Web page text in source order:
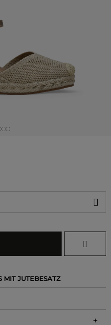
MIT JUTEBESATZ
+